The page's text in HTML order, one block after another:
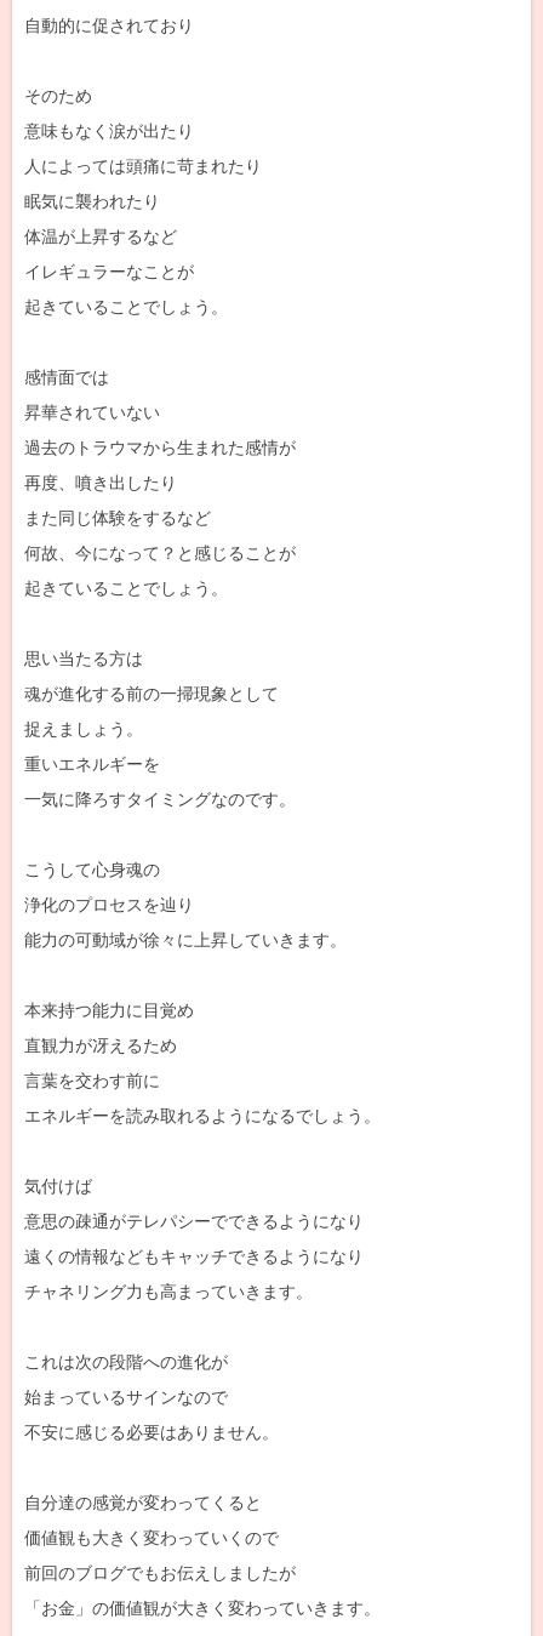
自動的に促されており
そのため
意味もなく涙が出たり
人によっては頭痛に苛まれたり
眠気に襲われたり
体温が上昇するなど
イレギュラーなことが
起きていることでしょう。
感情面では
昇華されていない
過去のトラウマから生まれた感情が
再度、噴き出したり
また同じ体験をするなど
何故、今になって？と感じることが
起きていることでしょう。
思い当たる方は
魂が進化する前の一掃現象として
捉えましょう。
重いエネルギーを
一気に降ろすタイミングなのです。
こうして心身魂の
浄化のプロセスを辿り
能力の可動域が徐々に上昇していきます。
本来持つ能力に目覚め
直観力が冴えるため
言葉を交わす前に
エネルギーを読み取れるようになるでしょう。
気付けば
意思の疎通がテレパシーでできるようになり
遠くの情報などもキャッチできるようになり
チャネリング力も高まっていきます。
これは次の段階への進化が
始まっているサインなので
不安に感じる必要はありません。
自分達の感覚が変わってくると
価値観も大きく変わっていくので
前回のブログでもお伝えしましたが
「お金」の価値観が大きく変わっていきます。